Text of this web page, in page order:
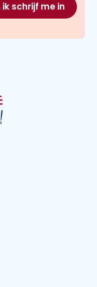
ik schrijf me in
van Hypotheek
van
pagina van